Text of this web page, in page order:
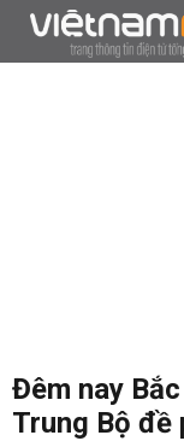
Đêm nay
Trung Bộ đề